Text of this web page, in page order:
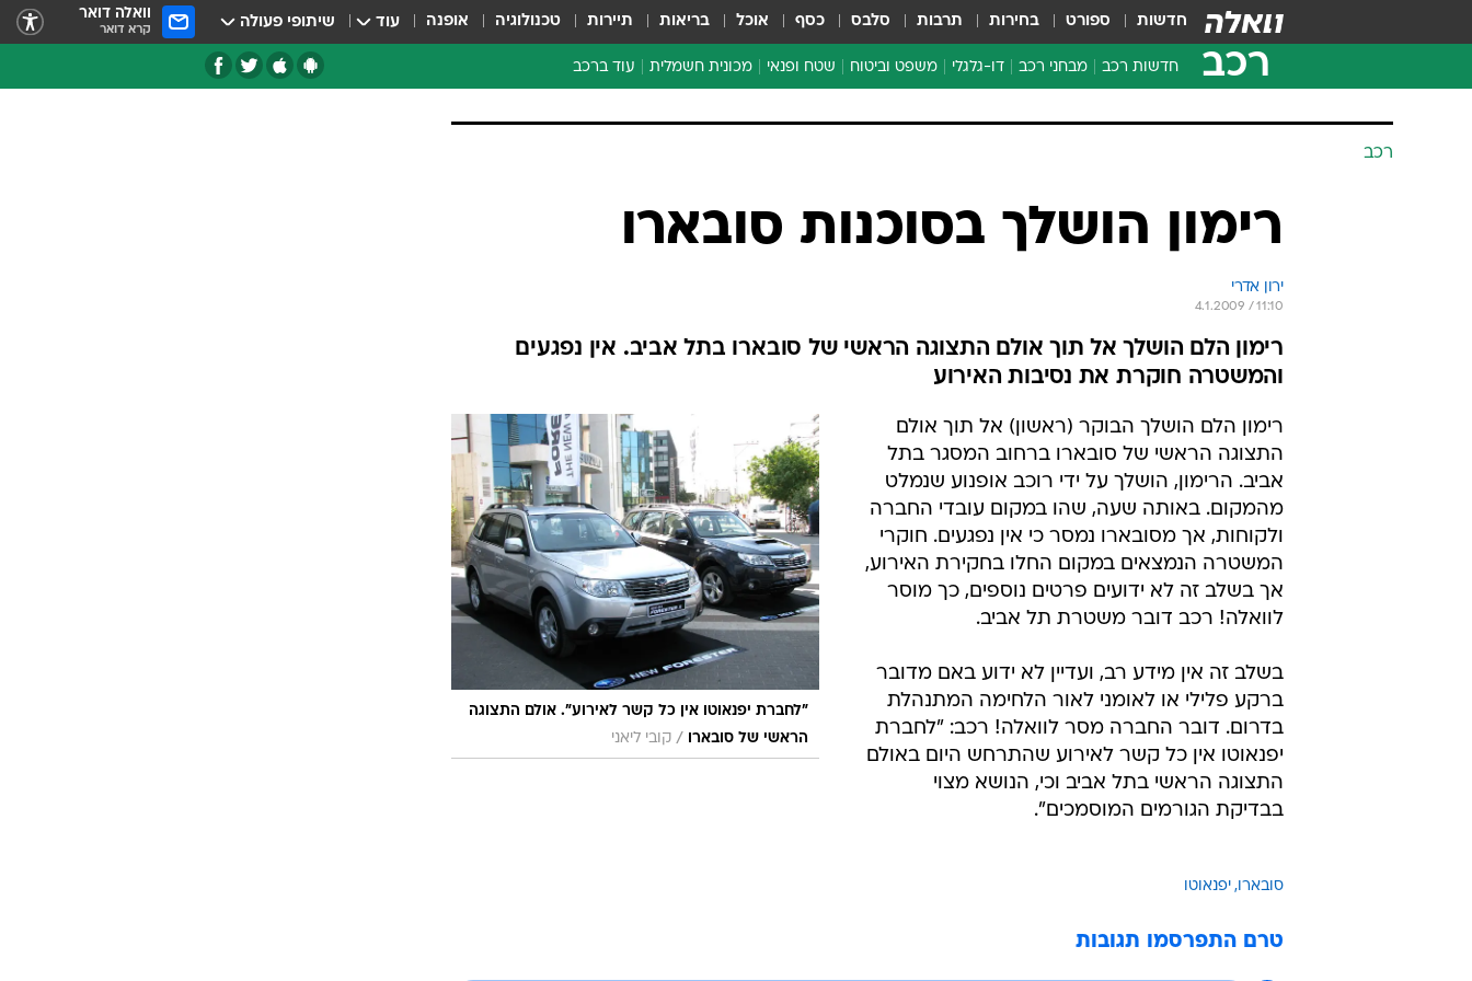
חדשות ספורט בחירות תרבות סלבס כסף אוכל בריאות תיירות טכנולוגיה אופנה עוד שיתופי פעולה וואלה דואר
קרא דואר
רכב חדשות רכב מבחני רכב דו-גלגלי משפט וביטוח שטח ופנאי מכונית חשמלית עוד ברכב
צרכנות
טכנולוגיה
בטיחות
סדנאות ושיפורים
דעות
כל הכתבות
ארכיון מדורים סוגרים שנה
רכב
רימון הושלך בסוכנות סובארו
ירון אדרי
4.1.2009 / 11:10
רימון הלם הושלך אל תוך אולם התצוגה הראשי של סובארו בתל אביב. אין נפגעים
והמשטרה חוקרת את נסיבות האירוע
"לחברת יפנאוטו אין כל קשר לאירוע". אולם התצוגה
הראשי של סובארו
/ קובי ליאני
רימון הלם הושלך הבוקר (ראשון) אל תוך אולם
התצוגה הראשי של סובארו ברחוב המסגר בתל
אביב. הרימון, הושלך על ידי רוכב אופנוע שנמלט
מהמקום. באותה שעה, שהו במקום עובדי החברה
ולקוחות, אך מסובארו נמסר כי אין נפגעים. חוקרי
המשטרה הנמצאים במקום החלו בחקירת האירוע,
אך בשלב זה לא ידועים פרטים נוספים, כך מוסר
לוואלה! רכב דובר משטרת תל אביב.
בשלב זה אין מידע רב, ועדיין לא ידוע באם מדובר
ברקע פלילי או לאומני לאור הלחימה המתנהלת
בדרום. דובר החברה מסר לוואלה! רכב: "לחברת
יפנאוטו אין כל קשר לאירוע שהתרחש היום באולם
התצוגה הראשי בתל אביב וכי, הנושא מצוי
בבדיקת הגורמים המוסמכים".
סובארו יפנאוטו
טרם התפרסמו תגובות